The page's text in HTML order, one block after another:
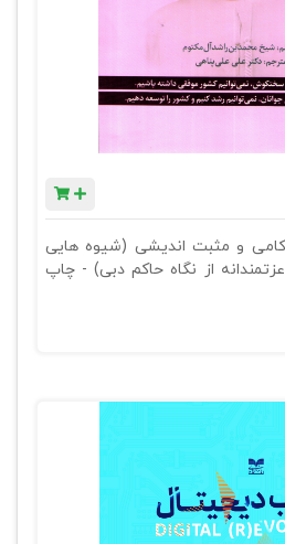
و مثبت اندیشی (شیوه هایی
از نگاه حاکم دبی) - چاپ